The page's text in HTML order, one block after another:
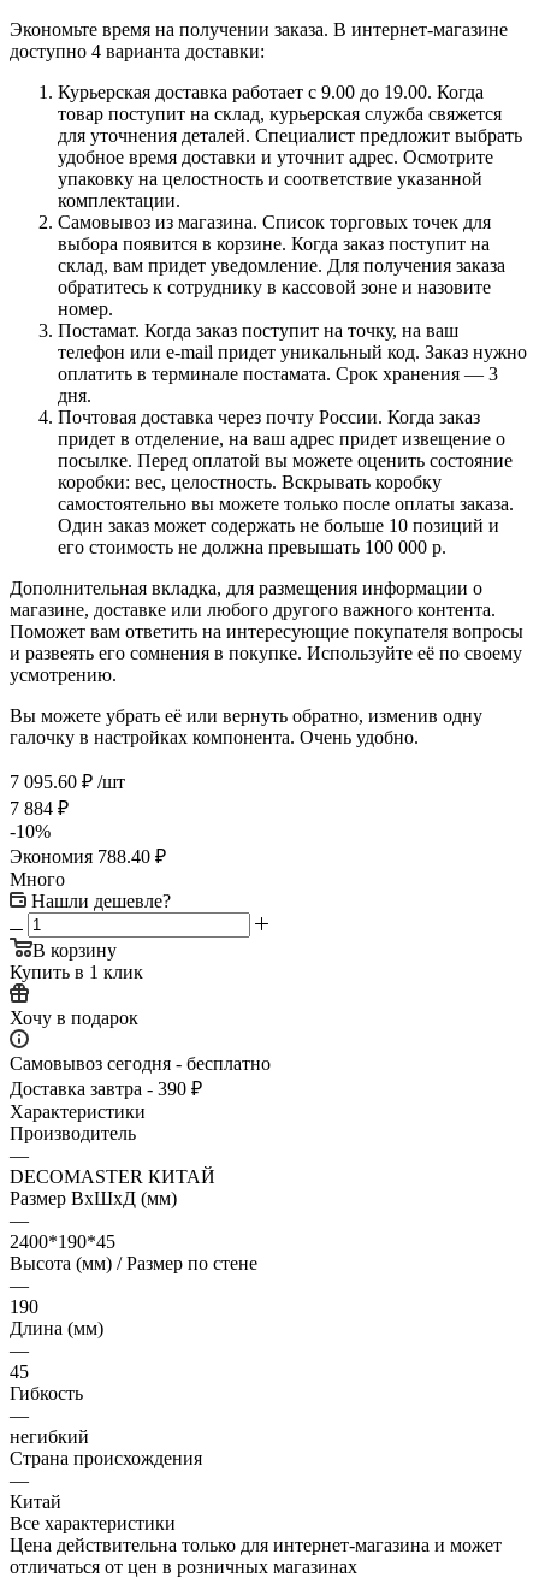
Экономьте время на получении заказа. В интернет-магазине
доступно 4 варианта доставки:
Курьерская доставка работает с 9.00 до 19.00. Когда
товар поступит на склад, курьерская служба свяжется
для уточнения деталей. Специалист предложит выбрать
удобное время доставки и уточнит адрес. Осмотрите
упаковку на целостность и соответствие указанной
комплектации.
Самовывоз из магазина. Список торговых точек для
выбора появится в корзине. Когда заказ поступит на
склад, вам придет уведомление. Для получения заказа
обратитесь к сотруднику в кассовой зоне и назовите
номер.
Постамат. Когда заказ поступит на точку, на ваш
телефон или e-mail придет уникальный код. Заказ нужно
оплатить в терминале постамата. Срок хранения — 3
дня.
Почтовая доставка через почту России. Когда заказ
придет в отделение, на ваш адрес придет извещение о
посылке. Перед оплатой вы можете оценить состояние
коробки: вес, целостность. Вскрывать коробку
самостоятельно вы можете только после оплаты заказа.
Один заказ может содержать не больше 10 позиций и
его стоимость не должна превышать 100 000 р.
Дополнительная вкладка, для размещения информации о
магазине, доставке или любого другого важного контента.
Поможет вам ответить на интересующие покупателя вопросы
и развеять его сомнения в покупке. Используйте её по своему
усмотрению.
Вы можете убрать её или вернуть обратно, изменив одну
галочку в настройках компонента. Очень удобно.
7 095.60 ₽ /шт
7 884 ₽
-10%
Экономия 788.40 ₽
Много
Нашли дешевле?
В корзину
Купить в 1 клик
Хочу в подарок
Самовывоз сегодня - бесплатно
Доставка завтра - 390 ₽
Характеристики
Производитель
—
DECOMASTER КИТАЙ
Размер ВхШхД (мм)
—
2400*190*45
Высота (мм) / Размер по стене
—
190
Длина (мм)
—
45
Гибкость
—
негибкий
Страна происхождения
—
Китай
Все характеристики
Цена действительна только для интернет-магазина и может
отличаться от цен в розничных магазинах